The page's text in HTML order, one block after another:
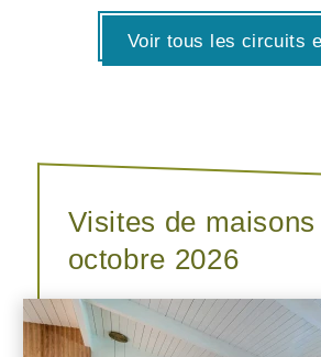
Voir tous les circuits
Visites de maisons
octobre 2026